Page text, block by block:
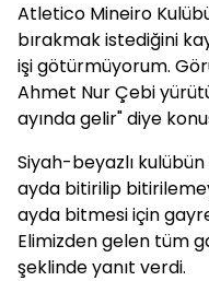
Atletico Mineiro
bırakmak istediğini
işi götürmüyorum.
Ahmet Nur Çebi
ayında gelir" diye
Siyah-beyazlı kulübün
ayda bitirilip
ayda bitmesi için
Elimizden gelen tüm
şeklinde yanıt verdi.